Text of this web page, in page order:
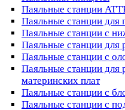
Паяльные станции
Паяльные станции для
Паяльные станции с
Паяльные станции для
Паяльные станции с
Паяльные станции для
материнских плат
Паяльные станции с
Паяльные станции с